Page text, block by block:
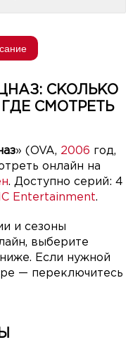
СКОЛЬКО
СМОТРЕТЬ
» (OVA, 2006 год,
онлайн на
. Доступно серий: 4
Entertainment.
и сезоны
выберите
Если нужной
— переключитесь